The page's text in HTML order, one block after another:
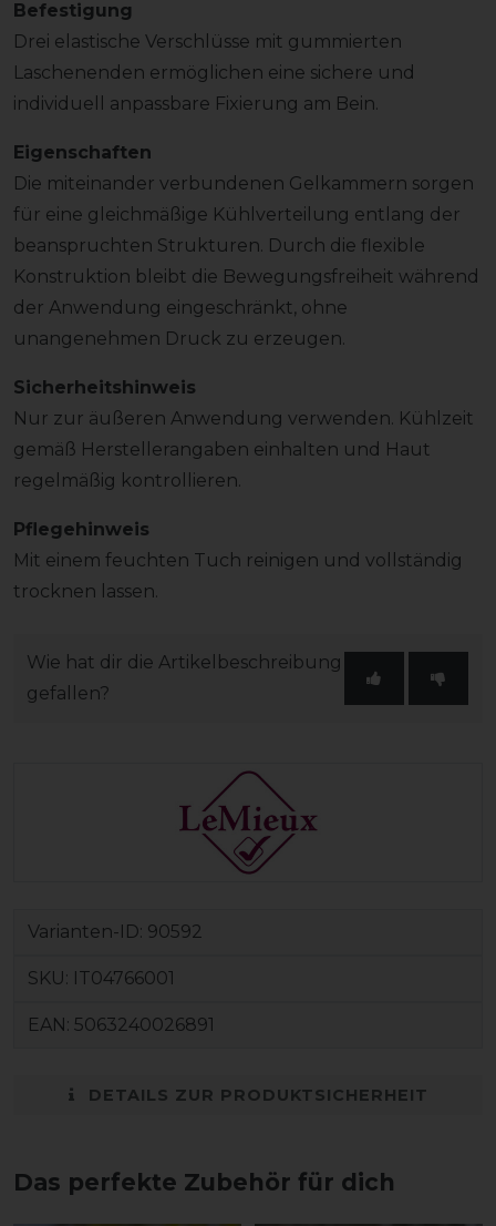
Befestigung
Drei elastische Verschlüsse mit gummierten
Laschenenden ermöglichen eine sichere und
individuell anpassbare Fixierung am Bein.
Eigenschaften
Die miteinander verbundenen Gelkammern sorgen
für eine gleichmäßige Kühlverteilung entlang der
beanspruchten Strukturen. Durch die flexible
Konstruktion bleibt die Bewegungsfreiheit während
der Anwendung eingeschränkt, ohne
unangenehmen Druck zu erzeugen.
Sicherheitshinweis
Nur zur äußeren Anwendung verwenden. Kühlzeit
gemäß Herstellerangaben einhalten und Haut
regelmäßig kontrollieren.
Pflegehinweis
Mit einem feuchten Tuch reinigen und vollständig
trocknen lassen.
Wie hat dir die Artikelbeschreibung
gefallen?
Varianten-ID: 90592
SKU: IT04766001
EAN: 5063240026891
DETAILS ZUR PRODUKTSICHERHEIT
Das perfekte Zubehör für dich